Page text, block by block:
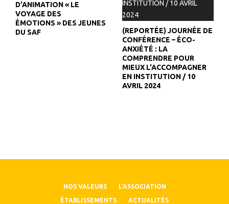
D’ANIMATION « LE
VOYAGE DES
ÉMOTIONS » DES JEUNES
DU SAF
(REPORTÉE) JOURNÉE DE
CONFÉRENCE – ÉCO-
ANXIÉTÉ : LA
COMPRENDRE POUR
MIEUX L’ACCOMPAGNER
EN INSTITUTION / 10
AVRIL 2024
NOS VALEURS L’ASSOCIATION
ÉTABLISSEMENTS ACTUALITÉS